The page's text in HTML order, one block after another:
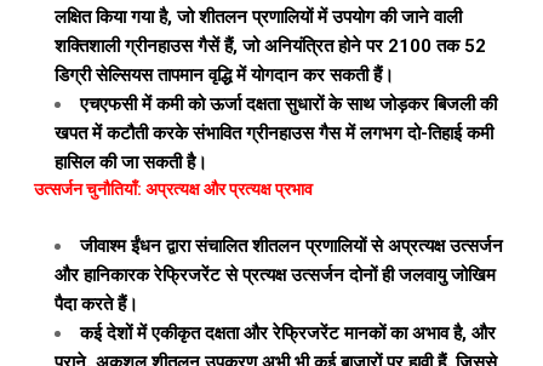
लक्षित किया गया है, जो शीतलन प्रणालियों में उपयोग की जाने वाली
शक्तिशाली ग्रीनहाउस गैसें हैं, जो अनियंत्रित होने पर 2100 तक 52
डिग्री सेल्सियस तापमान वृद्धि में योगदान कर सकती हैं।
एचएफसी में कमी को ऊर्जा दक्षता सुधारों के साथ जोड़कर बिजली की
खपत में कटौती करके संभावित ग्रीनहाउस गैस में लगभग दो-तिहाई कमी
हासिल की जा सकती है।
उत्सर्जन चुनौतियाँ: अप्रत्यक्ष और प्रत्यक्ष प्रभाव
जीवाश्म ईंधन द्वारा संचालित शीतलन प्रणालियों से अप्रत्यक्ष उत्सर्जन
और हानिकारक रेफ्रिजरेंट से प्रत्यक्ष उत्सर्जन दोनों ही जलवायु जोखिम
पैदा करते हैं।
कई देशों में एकीकृत दक्षता और रेफ्रिजरेंट मानकों का अभाव है, और